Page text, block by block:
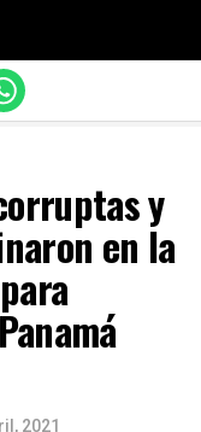
y
en la
2021